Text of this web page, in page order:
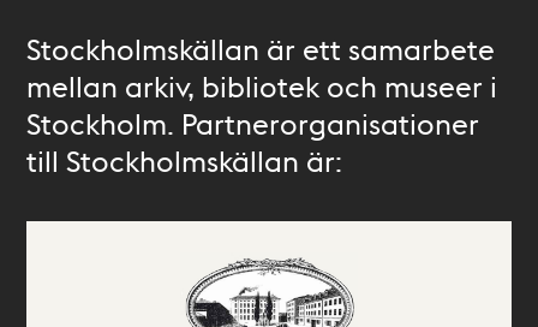
Stockholmskällan är ett samarbete
mellan arkiv, bibliotek och museer i
Stockholm. Partnerorganisationer
till Stockholmskällan är: